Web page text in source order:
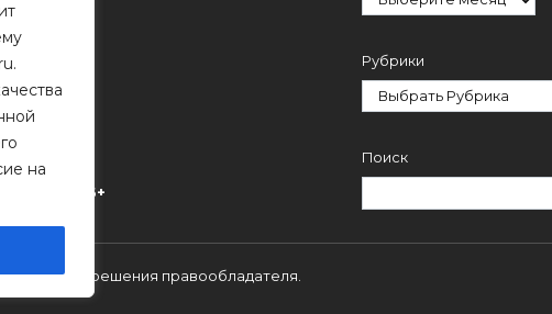
на
16+
Рубрики
Поиск
с разрешения правообладателя.